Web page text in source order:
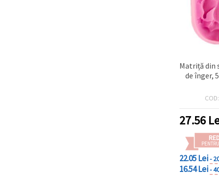
Matriță din
de înger,
COD:
27.56
22.05 Lei-
16.54 Lei-